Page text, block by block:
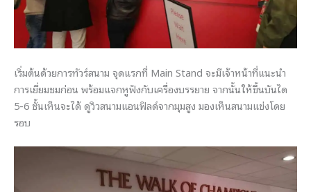
เริ่มต้นด้วยการทัวร์สนาม จุดแรกที่ Main Stand จะมีเจ้าหน้าที่แนะนำ
การเยี่ยมชมก่อน พร้อมแจกหูฟังกับเครื่องบรรยาย จากนั้นให้ขึ้นบันได
5-6 ชั้นเห็นจะได้ ดูวิวสนามแอนฟิลด์จากมุมสูง มองเห็นสนามแข่งโดย
รอบ